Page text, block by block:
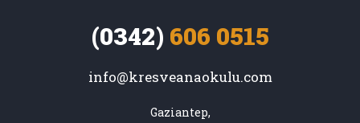
(0342) 606 0515
info@kresveanaokulu.com
Gaziantep,